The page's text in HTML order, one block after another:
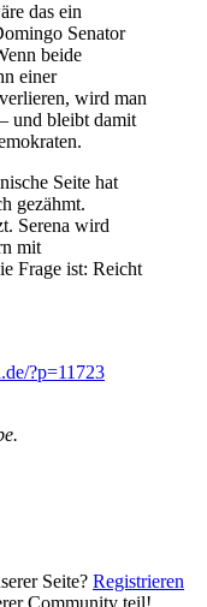
das ein
Senator
beide
einer
wird man
und bleibt damit
Seite hat
gezähmt.
Serena wird
mit
Frage ist: Reicht
?p=11723
Seite? Registrieren
Community teil!